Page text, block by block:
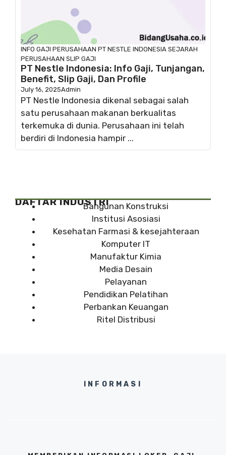
INFO GAJI PERUSAHAAN PT NESTLE INDONESIA SEJARAH
PERUSAHAAN SLIP GAJI
PT Nestle Indonesia: Info Gaji, Tunjangan,
Benefit, Slip Gaji, Dan Profile
July 16, 2025Admin
PT Nestle Indonesia dikenal sebagai salah
satu perusahaan makanan berkualitas
terkemuka di dunia. Perusahaan ini telah
berdiri di Indonesia hampir ...
DAFTAR INDUSTRIBangunan Konstruksi
Institusi Asosiasi
Kesehatan Farmasi & kesejahteraan
Komputer IT
Manufaktur Kimia
Media Desain
Pelayanan
Pendidikan Pelatihan
Perbankan Keuangan
Ritel Distribusi
INFORMASI